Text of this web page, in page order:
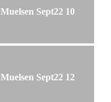
Muelsen Sept22 10
Muelsen Sept22 12